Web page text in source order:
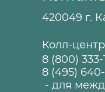
420049 г.
Колл-
8 (800) 333-
8 (495)
- для